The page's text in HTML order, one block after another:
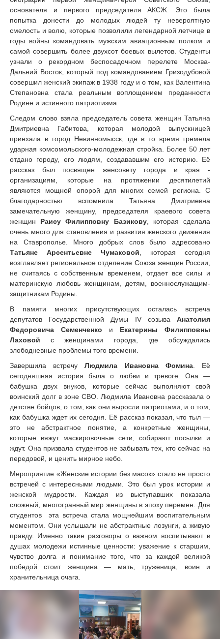
основателя и первого председателя АКСЖ. Это была
попытка донести до молодых людей ту невероятную
смелость и волю, которые позволили легендарной летчице в
годы войны командовать мужским авиационным полком и
самой совершить более двухсот боевых вылетов. Студенты
узнали о рекордном беспосадочном перелете Москва-
Дальний Восток, который под командованием Гризодубовой
совершил женский экипаж в 1938 году и о том, как Валентина
Степановна стала реальным воплощением преданности
Родине и истинного патриотизма.
Следом слово взяла председатель совета женщин Татьяна
Дмитриевна Габитова, которая молодой выпускницей
приехала в город Невинномысск, где в то время гремела
ударная комсомольского-молодежная стройка. Более 50 лет
отдано городу, его людям, создававшим его историю. Её
рассказ был посвящен женсовету города и края -
организациям, которые на протяжении десятилетий
являются мощной опорой для многих семей региона. С
благодарностью вспомнила Татьяна Дмитриевна
замечательную женщину, председателя краевого совета
женщин Раису Филипповну Базикову, которая сделала
очень много для становления и развития женского движения
на Ставрополье. Много добрых слов было адресовано
Татьяне Арсентьевне Чумаковой , которая сегодня
возглавляет региональное отделение Союза женщин России,
не считаясь с собственным временем, отдает все силы и
материнскую любовь женщинам, детям, военнослужащим-
защитникам Родины.
В памяти многих присутствующих осталась встреча
депутатов Государственной Думы IV созыва Анатолия
Федоровича Семенченко и Екатерины Филипповны
Лаховойс женщинами города, где обсуждались
злободневные проблемы того времени.
Завершила встречуЛюдмила Ивановна Фомина. Её
сегодняшняя история была о любви и тревоге. Она —
бабушка двух внуков, которые сейчас выполняют свой
воинский долг в зоне СВО. Людмила Ивановна рассказала о
детстве бойцов, о том, как они выросли патриотами, и о том,
как бабушка ждет их сегодня. Её рассказ показал, что тыл —
это не абстрактное понятие, а конкретные женщины,
которые вяжут маскировочные сети, собирают посылки и
ждут. Она призвала студентов не забывать тех, кто сейчас на
передовой, и ценить мирное небо.
Мероприятие «Женские истории без масок» стало не просто
встречей с интересными людьми. Это был урок истории и
женской мудрости. Каждая из выступавших показала
сложный, многогранный мир женщины в эпоху перемен. Для
студентов эта встреча стала мощнейшим воспитательным
моментом. Они услышали не абстрактные лозунги, а живую
правду. Именно такие разговоры о важном воспитывают в
душах молодежи истинные ценности: уважение к старшим,
чувство долга и понимание того, что за каждой великой
победой стоит женщина — мать, труженица, воин и
хранительница очага.